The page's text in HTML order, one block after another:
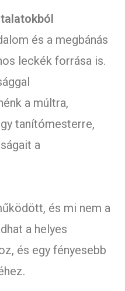
és a megbánás
leckék forrása is.
a múltra,
tanítómesterre,
a
és mi nem a
a helyes
és egy fényesebb